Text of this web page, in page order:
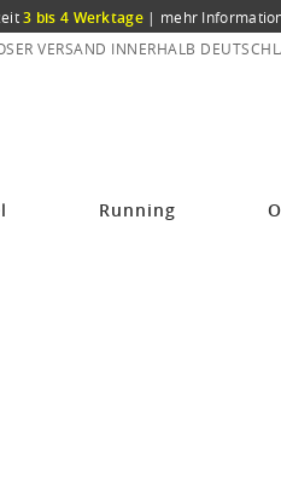
3 bis 4 Werktage | mehr
VERSAND INNERHALB
Running